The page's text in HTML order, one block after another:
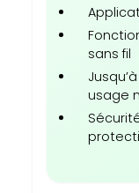
sans fil
usage